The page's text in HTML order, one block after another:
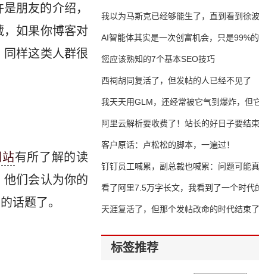
朋友的介绍，
如果你博客对
样这类人群很
有所了解的读
他们会认为你的
话题了。
我以为马斯克已经够能生了，直到看到
AI智能体其实是一次创富机会，只是99%
错过了
您应该熟知的7个基本SEO技巧
西祠胡同复活了，但发帖的人已经不见了
我天天用GLM，还经常被它气到爆炸，但
16万亿
阿里云解析要收费了！站长的好日子要结
客户原话：卢松松的脚本，一遍过！
钉钉员工喊累，副总裁也喊累：问题可能
了
看了阿里7.5万字长文，我看到了一个时代
天涯复活了，但那个发帖改命的时代结束了
标签推荐